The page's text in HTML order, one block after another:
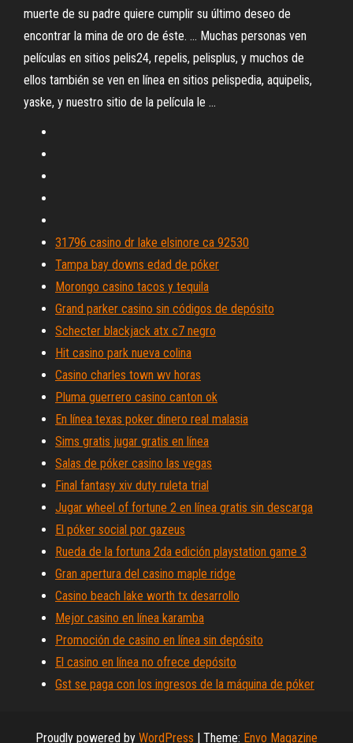
muerte de su padre quiere cumplir su último deseo de
encontrar la mina de oro de éste. ... Muchas personas ven
películas en sitios pelis24, repelis, pelisplus, y muchos de
ellos también se ven en línea en sitios pelispedia, aquipelis,
yaske, y nuestro sitio de la película le ...
31796 casino dr lake elsinore ca 92530
Tampa bay downs edad de póker
Morongo casino tacos y tequila
Grand parker casino sin códigos de depósito
Schecter blackjack atx c7 negro
Hit casino park nueva colina
Casino charles town wv horas
Pluma guerrero casino canton ok
En línea texas poker dinero real malasia
Sims gratis jugar gratis en línea
Salas de póker casino las vegas
Final fantasy xiv duty ruleta trial
Jugar wheel of fortune 2 en línea gratis sin descarga
El póker social por gazeus
Rueda de la fortuna 2da edición playstation game 3
Gran apertura del casino maple ridge
Casino beach lake worth tx desarrollo
Mejor casino en línea karamba
Promoción de casino en línea sin depósito
El casino en línea no ofrece depósito
Gst se paga con los ingresos de la máquina de póker
Proudly powered by WordPress | Theme: Envo Magazine